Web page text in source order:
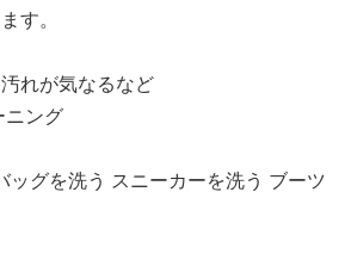
す。
れが気なるなど
ニング
ッグを洗う スニーカーを洗う ブーツ